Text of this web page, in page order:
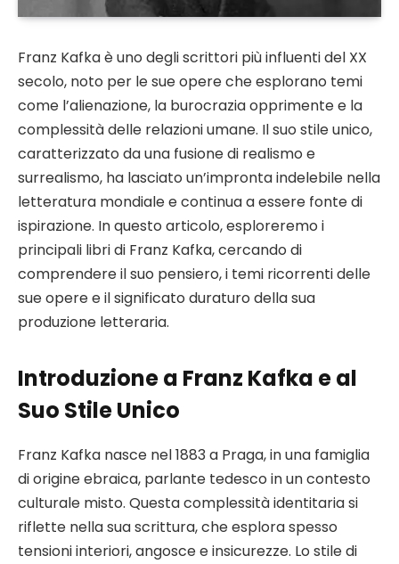
Franz Kafka è uno degli scrittori più influenti del XX
secolo, noto per le sue opere che esplorano temi
come l’alienazione, la burocrazia opprimente e la
complessità delle relazioni umane. Il suo stile unico,
caratterizzato da una fusione di realismo e
surrealismo, ha lasciato un’impronta indelebile nella
letteratura mondiale e continua a essere fonte di
ispirazione. In questo articolo, esploreremo i
principali libri di Franz Kafka, cercando di
comprendere il suo pensiero, i temi ricorrenti delle
sue opere e il significato duraturo della sua
produzione letteraria.
Introduzione a Franz Kafka e al
Suo Stile Unico
Franz Kafka nasce nel 1883 a Praga, in una famiglia
di origine ebraica, parlante tedesco in un contesto
culturale misto. Questa complessità identitaria si
riflette nella sua scrittura, che esplora spesso
tensioni interiori, angosce e insicurezze. Lo stile di